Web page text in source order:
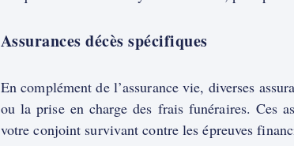
Assurances décès spécifiques
En complément de l’assurance vie, diverses
ou la prise en charge des frais funéraires. Ces
votre conjoint survivant contre les épreuves